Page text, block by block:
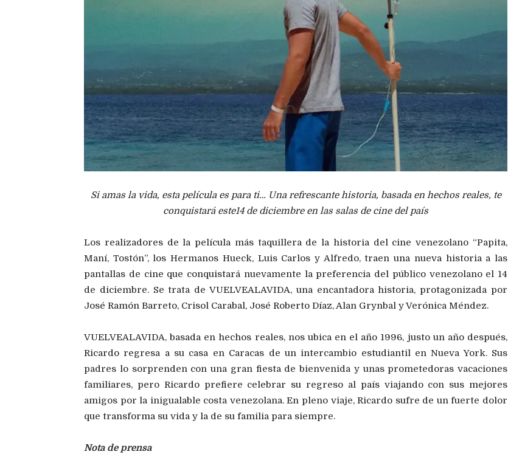
Si amas la vida, esta película es para ti… Una refrescante historia, basada en hechos reales, te
conquistará este14 de diciembre en las salas de cine del país
Los realizadores de la película más taquillera de la historia del cine venezolano “Papita,
Maní, Tostón”, los Hermanos Hueck, Luis Carlos y Alfredo, traen una nueva historia a las
pantallas de cine que conquistará nuevamente la preferencia del público venezolano el 14
de diciembre. Se trata de VUELVEALAVIDA, una encantadora historia, protagonizada por
José Ramón Barreto, Crisol Carabal, José Roberto Díaz, Alan Grynbal y Verónica Méndez.
VUELVEALAVIDA, basada en hechos reales, nos ubica en el año 1996, justo un año después,
Ricardo regresa a su casa en Caracas de un intercambio estudiantil en Nueva York. Sus
padres lo sorprenden con una gran fiesta de bienvenida y unas prometedoras vacaciones
familiares, pero Ricardo prefiere celebrar su regreso al país viajando con sus mejores
amigos por la inigualable costa venezolana. En pleno viaje, Ricardo sufre de un fuerte dolor
que transforma su vida y la de su familia para siempre.
Nota de prensa